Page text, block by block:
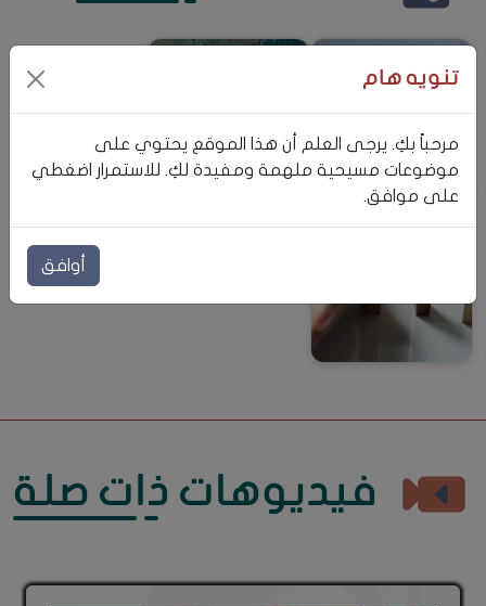
الأسئلة المسيحية الكبرى
فيديوهات ذات صلة
تنويه هام
مرحباً بكِ. يرجى العلم أن هذا الموقع يحتوي على
موضوعات مسيحية ملهمة ومفيدة لكِ. للاستمرار اضغطي
على موافق.
أوافق